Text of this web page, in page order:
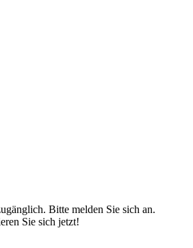
Bitte melden Sie sich an.
Sie sich jetzt!